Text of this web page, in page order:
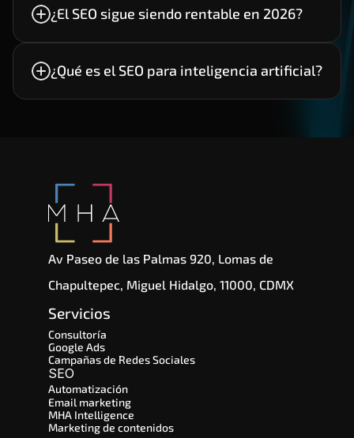
¿El SEO sigue siendo rentable en 2026?
que genera tráfico cualificado de forma
constante sin depender exclusivamente de la
¿Qué es el SEO para inteligencia artificial?
Es la optimización de contenidos para aumentar
generadas por herramientas como ChatGPT,
Gemini, Perplexity y otros motores impulsados
Av Paseo de las Palmas 920, Lomas de
Chapultepec, Miguel Hidalgo, 11000, CDMX
Servicios
Consultoría
Google Ads
Campañas de Redes Sociales
Automatización
Email marketing
MHA Intelligence
Marketing de contenidos